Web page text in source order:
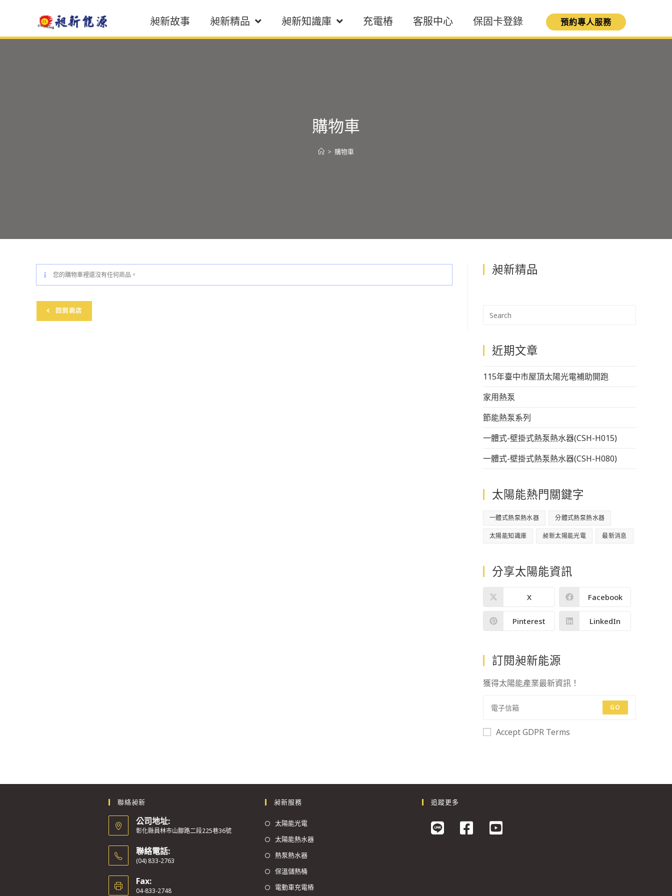
昶新故事 昶新精品 昶新知識庫 充電樁 客服中心 保固卡登錄 預約專人服務
購物車
> 購物車
您的購物車裡還沒有任何商品。
回到商店
昶新精品
近期文章
115年臺中市屋頂太陽光電補助開跑
家用熱泵
節能熱泵系列
一體式-壁掛式熱泵熱水器(CSH-H015)
一體式-壁掛式熱泵熱水器(CSH-H080)
太陽能熱門關鍵字
一體式熱泵熱水器 分體式熱泵熱水器
太陽能知識庫 昶新太陽能光電 最新消息
分享太陽能資訊
X Facebook
Pinterest LinkedIn
訂閱昶新能源
獲得太陽能產業最新資訊！
GO
Accept GDPR Terms
聯絡昶新
公司地址:
彰化縣員林市山腳路二段225巷36號
聯絡電話:
(04) 833-2763
Fax:
04-833-2748
昶新服務
太陽能光電
太陽能熱水器
熱泵熱水器
保溫儲熱桶
電動車充電樁
追蹤更多